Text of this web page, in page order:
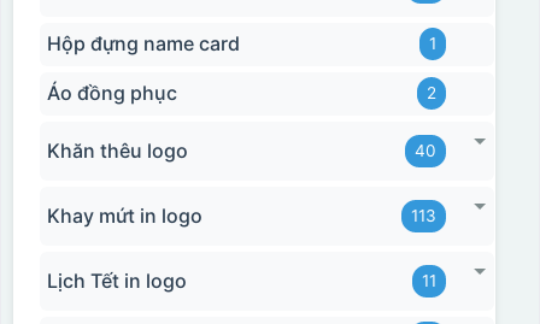
Hộp đựng name card 1
Áo đồng phục 2
Khăn thêu logo 40
Khay mứt in logo 113
Lịch Tết in logo 11